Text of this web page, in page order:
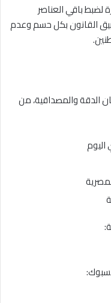
لضبط باقي العناصر
القانون بكل حسم وعدم
الدقة والمصداقية، من